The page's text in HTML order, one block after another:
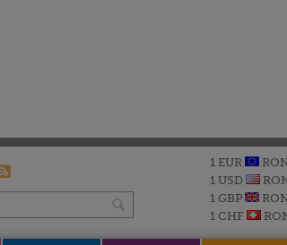
1 EUR
1 USD
1 GBP
1 CHF